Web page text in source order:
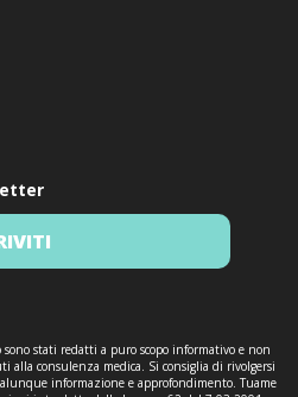
stati redatti a puro scopo informativo e non
alla consulenza medica. Si consiglia di rivolgersi
informazione e approfondimento. Tuame